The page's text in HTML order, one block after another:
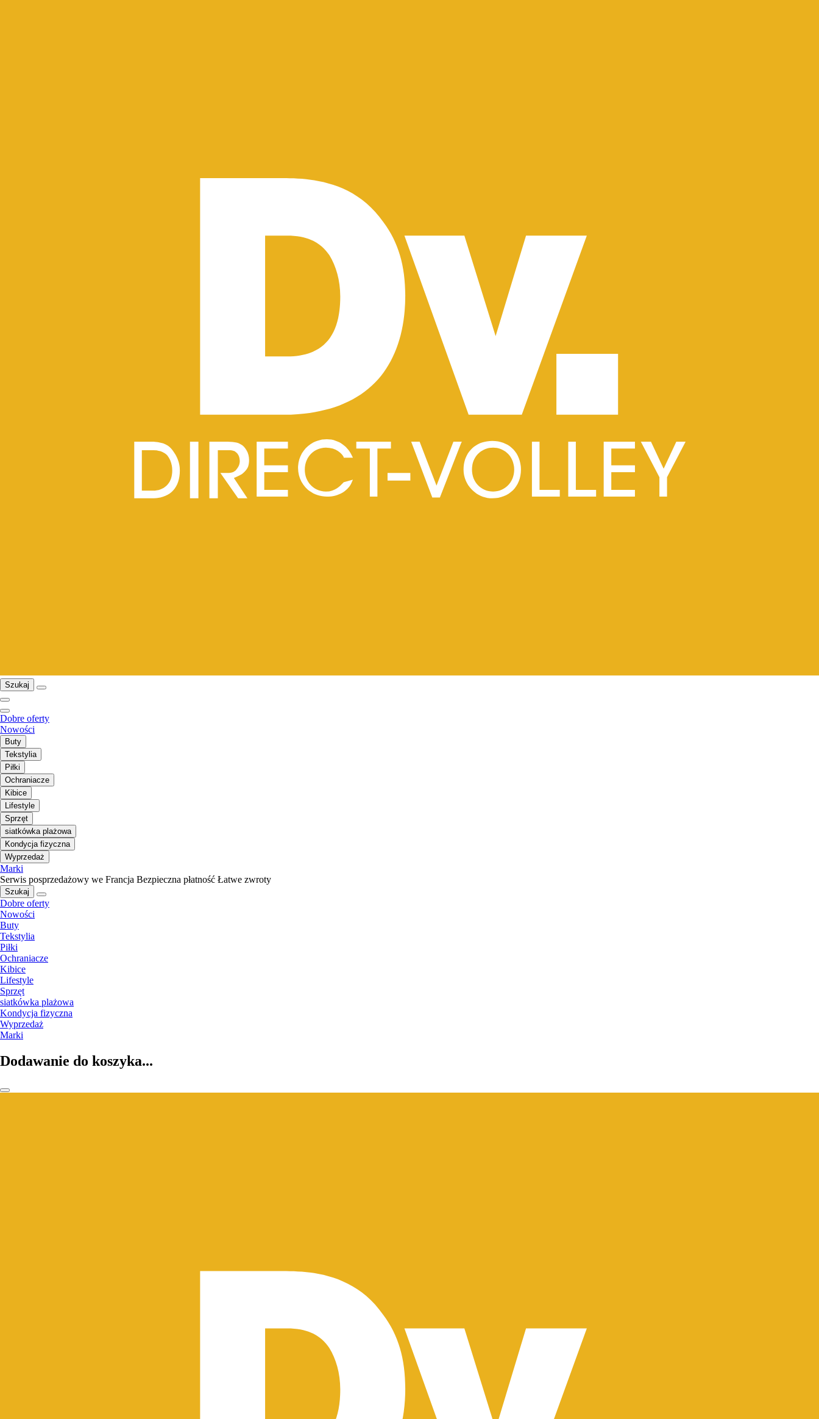
Szukaj
Dobre oferty
Nowości
Buty
Tekstylia
Piłki
Ochraniacze
Kibice
Lifestyle
Sprzęt
siatkówka plażowa
Kondycja fizyczna
Wyprzedaż
Marki
Serwis posprzedażowy we Francja Bezpieczna płatność Łatwe zwroty
Szukaj
Dobre oferty
Nowości
Buty
Tekstylia
Piłki
Ochraniacze
Kibice
Lifestyle
Sprzęt
siatkówka plażowa
Kondycja fizyczna
Wyprzedaż
Marki
Dodawanie do koszyka...